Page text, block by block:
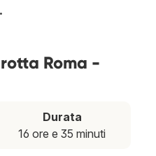
Roma -
Durata
16 ore e 35 minuti